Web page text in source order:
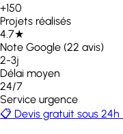
+150
Projets réalisés
4.7★
Note Google (22 avis)
2-3j
Délai moyen
24/7
Service urgence
📋 Devis gratuit sous 24h